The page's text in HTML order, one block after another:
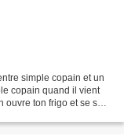
simple copain et un
copain quand il vient
ton frigo et se sert.